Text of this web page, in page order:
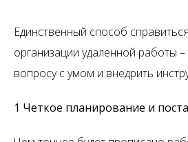
Единственный способ
организации удаленной работы
вопросу с умом и внедрить
1 Четкое планирование и